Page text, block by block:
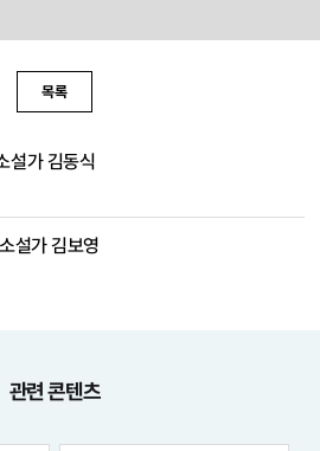
목록
설가 김동식
설가 김보영
관련 콘텐츠